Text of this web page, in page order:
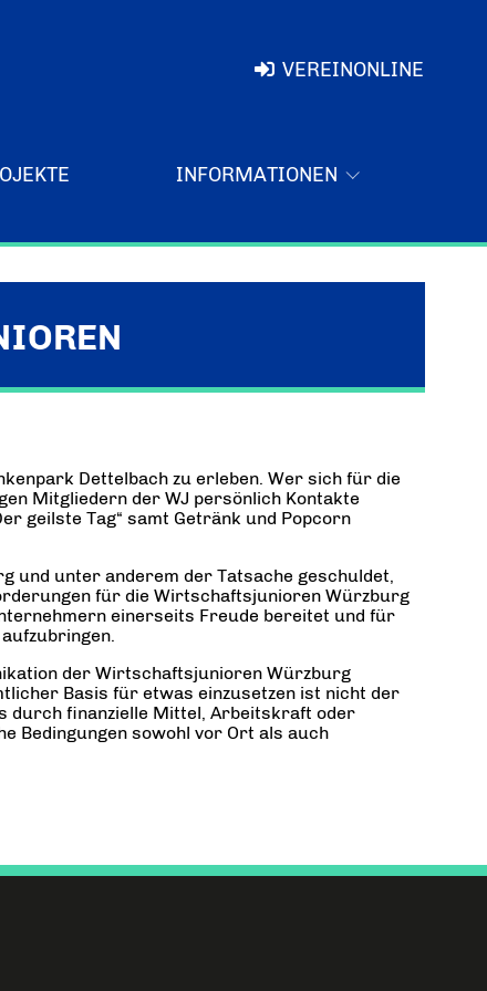
VEREINONLINE
INFORMATIONEN
Dettelbach zu erleben. Wer sich für die
Mitgliedern der WJ persönlich Kontakte
geilste Tag“ samt Getränk und Popcorn
unter anderem der Tatsache geschuldet,
für die Wirtschaftsjunioren Würzburg
einerseits Freude bereitet und für
der Wirtschaftsjunioren Würzburg
Basis für etwas einzusetzen ist nicht der
durch finanzielle Mittel, Arbeitskraft oder
Bedingungen sowohl vor Ort als auch